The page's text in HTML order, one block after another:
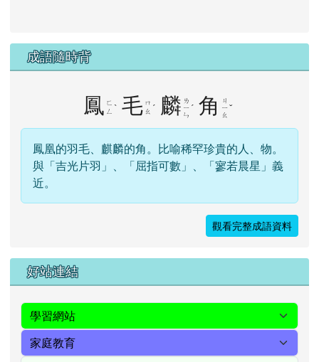
成語隨時背
鳳 ㄈ
ㄥ
ˋ 毛 ㄇ
ㄠ ˊ 麟 ㄌ
ㄧ
ㄣ
ˊ 角
ㄐ
ㄧ
ㄠ
ˇ
鳳凰的羽毛、麒麟的角。比喻稀罕珍貴的人、物。
與「吉光片羽」、「屈指可數」、「寥若晨星」義
近。
觀看完整成語資料
右邊區域內容
好站連結